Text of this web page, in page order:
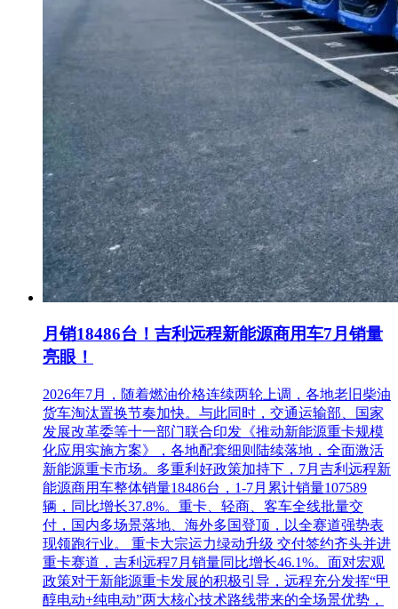
七、对本次招标提出询问，请按以下方式联系
名称：深州市交通局运输管理站
地址：深州市长江西路45号
联系方式：0318-3312176
2.采购代理机构信息
名称：衡水意诚工程项目管理有限公司
地址：河北省衡水市深州市深州镇工业城纬二路
联系方式：0318-3312176
项目联系人：王笛
月销18486台！吉利远程新能源商用车7月销量
亮眼！
2026年7月，随着燃油价格连续两轮上调，各地老旧柴油
货车淘汰置换节奏加快。与此同时，交通运输部、国家
发展改革委等十一部门联合印发《推动新能源重卡规模
化应用实施方案》，各地配套细则陆续落地，全面激活
新能源重卡市场。多重利好政策加持下，7月吉利远程新
能源商用车整体销量18486台，1-7月累计销量107589
辆，同比增长37.8%。重卡、轻商、客车全线批量交
付，国内多场景落地、海外多国登顶，以全赛道强势表
现领跑行业。 重卡大宗运力绿动升级 交付签约齐头并进
重卡赛道，吉利远程7月销量同比增长46.1%。面对宏观
政策对于新能源重卡发展的积极引导，远程充分发挥“甲
醇电动+纯电动”两大核心技术路线带来的全场景优势，